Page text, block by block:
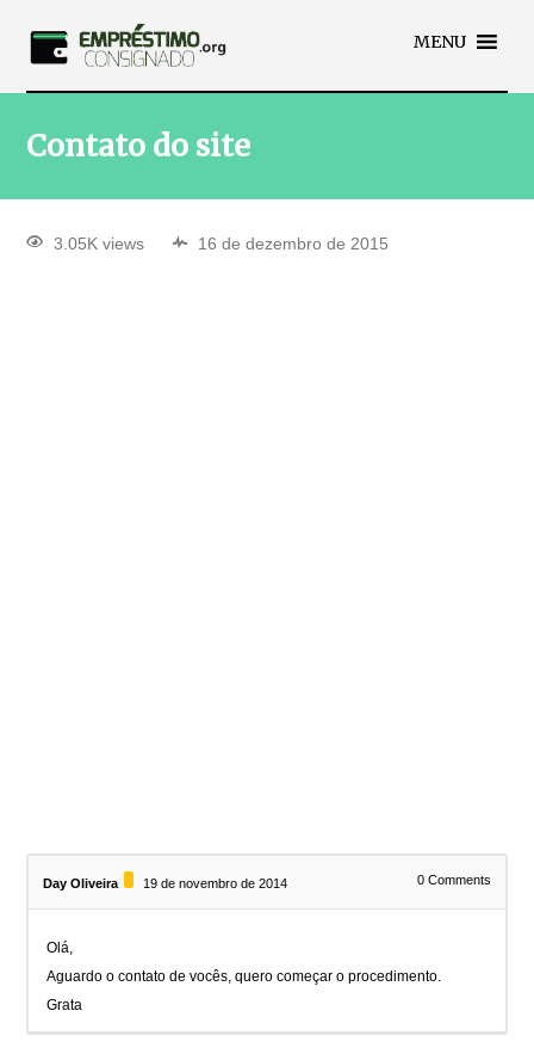
MENU
Contato do site
3.05K views 16 de dezembro de 2015
Day Oliveira 19 de novembro de 2014 0Comments
Olá,
Aguardo o contato de vocês, quero começar o procedimento.
Grata